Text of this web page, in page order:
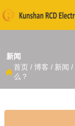
新闻

首页 / 博客 / 新闻 /
么？